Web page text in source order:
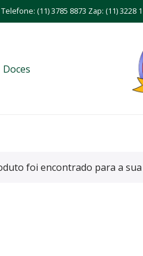
(11) 3785 8873 Zap: (11) 3228
Doces
foi encontrado para a sua